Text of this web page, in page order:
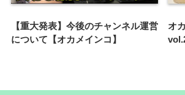
【重大発表】今後のチャンネル運営
について【オカメインコ】
オ